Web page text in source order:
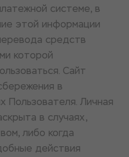
системе, в
этой информации
средств
которой
Сайт
в
Пользователя. Личная
в случаях,
либо когда
действия